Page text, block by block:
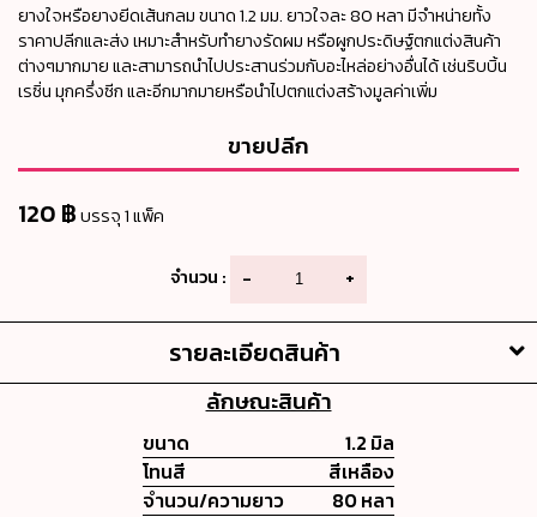
ยางใจหรือยางยีดเส้นกลม ขนาด 1.2 มม. ยาวใจละ 80 หลา มีจำหน่ายทั้ง
ราคาปลีกและส่ง เหมาะสำหรับทำยางรัดผม หรือผูกประดิษฐ์ตกแต่งสินค้า
ต่างๆมากมาย และสามารถนำไปประสานร่วมกับอะไหล่อย่างอื่นได้ เช่นริบบิ้น
เรซิ่น มุกครึ่งซีก และอีกมากมายหรือนำไปตกแต่งสร้างมูลค่าเพิ่ม
ขายปลีก
120 ฿บรรจุ 1 แพ็ค
จำนวน : - +
รายละเอียดสินค้า
ลักษณะสินค้า
ขนาด
1.2 มิล
โทนสี
สีเหลือง
จำนวน/ความยาว
80 หลา